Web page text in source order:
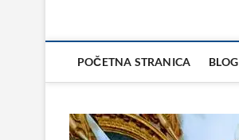
POČETNA STRANICA BLOG